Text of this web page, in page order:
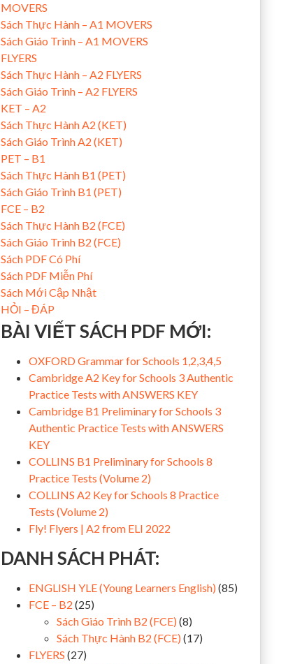
MOVERS
Sách Thực Hành – A1 MOVERS
Sách Giáo Trình – A1 MOVERS
FLYERS
Sách Thực Hành – A2 FLYERS
Sách Giáo Trình – A2 FLYERS
KET – A2
Sách Thực Hành A2 (KET)
Sách Giáo Trình A2 (KET)
PET – B1
Sách Thực Hành B1 (PET)
Sách Giáo Trình B1 (PET)
FCE – B2
Sách Thực Hành B2 (FCE)
Sách Giáo Trình B2 (FCE)
Sách PDF Có Phí
Sách PDF Miễn Phí
Sách Mới Cập Nhật
HỎI – ĐÁP
BÀI VIẾT SÁCH PDF MỚI:
OXFORD Grammar for Schools 1,2,3,4,5
Cambridge A2 Key for Schools 3 Authentic
Practice Tests with ANSWERS KEY
Cambridge B1 Preliminary for Schools 3
Authentic Practice Tests with ANSWERS
KEY
COLLINS B1 Preliminary for Schools 8
Practice Tests (Volume 2)
COLLINS A2 Key for Schools 8 Practice
Tests (Volume 2)
Fly! Flyers | A2 from ELI 2022
DANH SÁCH PHÁT:
ENGLISH YLE (Young Learners English) (85)
FCE – B2 (25)
Sách Giáo Trình B2 (FCE) (8)
Sách Thực Hành B2 (FCE) (17)
FLYERS (27)